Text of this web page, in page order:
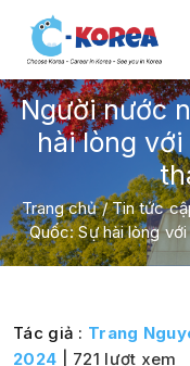
Người nước
hài lòng
Trang chủ/Tin tức
Quốc: Sự hài lòng
Tác giả : Trang
2024 | 721 lượt xem